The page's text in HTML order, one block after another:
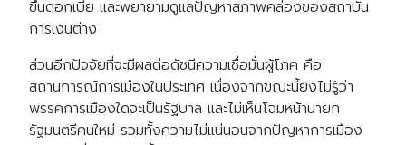
ขึ้นดอกเบี้ย และพยายามดูแลปัญหาสภาพคล่องของสถาบัน
การเงินต่าง
ส่วนอีกปัจจัยที่จะมีผลต่อดัชนีความเชื่อมั่นผู้โภค คือ
สถานการณ์การเมืองในประเทศ เนื่องจากขณะนี้ยังไม่รู้ว่า
พรรคการเมืองใดจะเป็นรัฐบาล และไม่เห็นโฉมหน้านายก
รัฐมนตรีคนใหม่ รวมทั้งความไม่แน่นอนจากปัญหาการเมือง